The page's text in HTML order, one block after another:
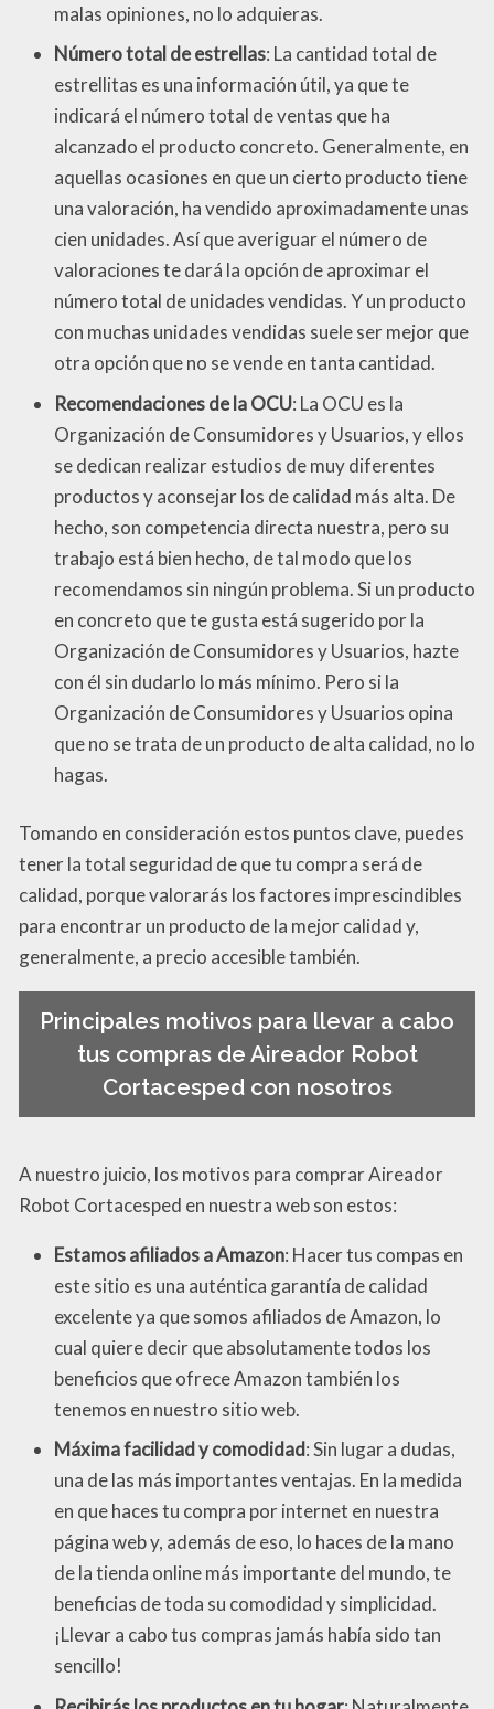
malas opiniones, no lo adquieras.
Número total de estrellas: La cantidad total de
estrellitas es una información útil, ya que te
indicará el número total de ventas que ha
alcanzado el producto concreto. Generalmente, en
aquellas ocasiones en que un cierto producto tiene
una valoración, ha vendido aproximadamente unas
cien unidades. Así que averiguar el número de
valoraciones te dará la opción de aproximar el
número total de unidades vendidas. Y un producto
con muchas unidades vendidas suele ser mejor que
otra opción que no se vende en tanta cantidad.
Recomendaciones de la OCU: La OCU es la
Organización de Consumidores y Usuarios, y ellos
se dedican realizar estudios de muy diferentes
productos y aconsejar los de calidad más alta. De
hecho, son competencia directa nuestra, pero su
trabajo está bien hecho, de tal modo que los
recomendamos sin ningún problema. Si un producto
en concreto que te gusta está sugerido por la
Organización de Consumidores y Usuarios, hazte
con él sin dudarlo lo más mínimo. Pero si la
Organización de Consumidores y Usuarios opina
que no se trata de un producto de alta calidad, no lo
hagas.
Tomando en consideración estos puntos clave, puedes
tener la total seguridad de que tu compra será de
calidad, porque valorarás los factores imprescindibles
para encontrar un producto de la mejor calidad y,
generalmente, a precio accesible también.
Principales motivos para llevar a cabo
tus compras de Aireador Robot
Cortacesped con nosotros
A nuestro juicio, los motivos para comprar Aireador
Robot Cortacesped en nuestra web son estos:
Estamos afiliados a Amazon: Hacer tus compas en
este sitio es una auténtica garantía de calidad
excelente ya que somos afiliados de Amazon, lo
cual quiere decir que absolutamente todos los
beneficios que ofrece Amazon también los
tenemos en nuestro sitio web.
Máxima facilidad y comodidad: Sin lugar a dudas,
una de las más importantes ventajas. En la medida
en que haces tu compra por internet en nuestra
página web y, además de eso, lo haces de la mano
de la tienda online más importante del mundo, te
beneficias de toda su comodidad y simplicidad.
¡Llevar a cabo tus compras jamás había sido tan
sencillo!